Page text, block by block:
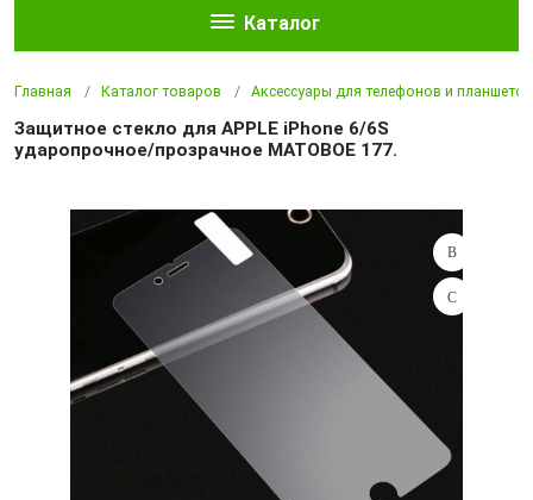
Каталог
Главная Каталог товаров Аксессуары для телефонов и планшетов
Защитное стекло для APPLE iPhone 6/6S
ударопрочное/прозрачное МАТОВОЕ 177.